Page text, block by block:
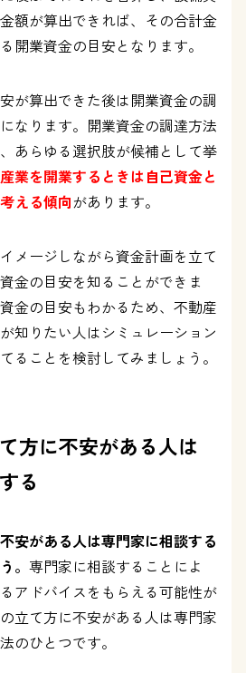
額が算出できれば、その合計金
開業資金の目安となります。
が算出できた後は開業資金の調
なります。開業資金の調達方法
あらゆる選択肢が候補として挙
業を開業するときは自己資金と
える傾向があります。
メージしながら資金計画を立て
金の目安を知ることができま
金の目安もわかるため、不動産
知りたい人はシミュレーション
ることを検討してみましょう。
方に不安がある人は
る
安がある人は専門家に相談する
。 専門家に相談することによ
アドバイスをもらえる可能性が
立て方に不安がある人は専門家
のひとつです。